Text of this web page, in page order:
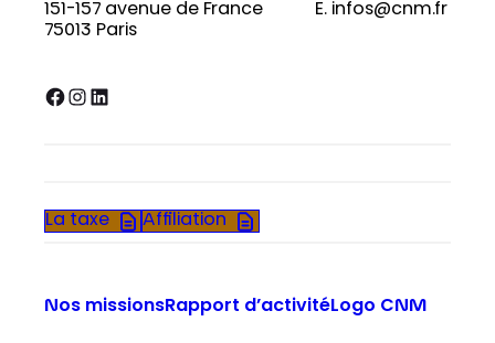
151-157 avenue de France
75013 Paris
E. infos@cnm.fr
Facebook InstagramLinkedIn
La taxe Affiliation
Nos missionsRapport d’activitéLogo CNM